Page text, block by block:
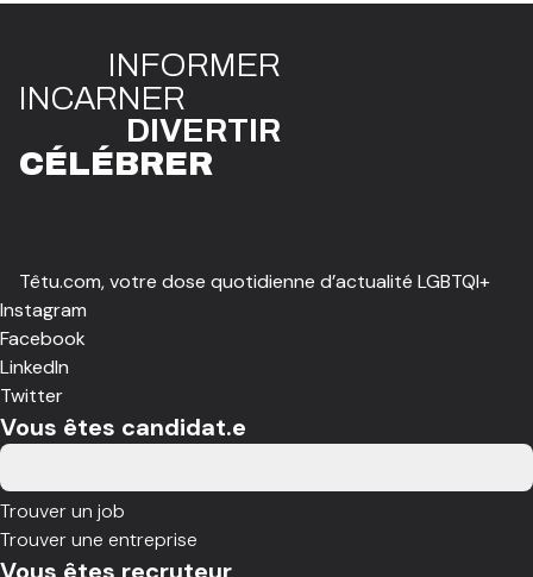
INFORMER
INCARNER
DIVERTIR
CÉLÉBRER
Têtu.com, votre dose quotidienne d’actualité LGBTQI+
Instagram
Facebook
LinkedIn
Twitter
Vous êtes candidat.e
Trouver un job
Trouver une entreprise